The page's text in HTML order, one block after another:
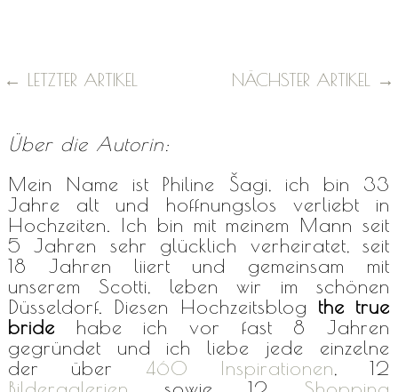
← LETZTER ARTIKEL NÄCHSTER ARTIKEL →
Über die Autorin:
Mein Name ist Philine Šagi, ich bin 33
Jahre alt und hoffnungslos verliebt in
Hochzeiten. Ich bin mit meinem Mann seit
5 Jahren sehr glücklich verheiratet, seit
18 Jahren liiert und gemeinsam mit
unserem Scotti, leben wir im schönen
Düsseldorf. Diesen Hochzeitsblog the true
bride habe ich vor fast 8 Jahren
gegründet und ich liebe jede einzelne
der über 460 Inspirationen, 12